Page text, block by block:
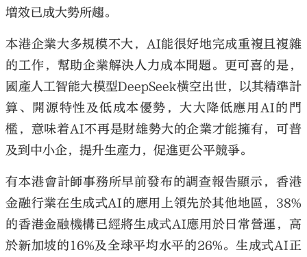
增效已成大勢所趨。
本港企業大多規模不大，AI能很好地完成重複且複雜
的工作，幫助企業解決人力成本問題。更可喜的是，
國產人工智能大模型DeepSeek橫空出世，以其精準計
算、開源特性及低成本優勢，大大降低應用AI的門
檻，意味着AI不再是財雄勢大的企業才能擁有，可普
及到中小企，提升生產力，促進更公平競爭。
有本港會計師事務所早前發布的調查報告顯示，香港
金融行業在生成式AI的應用上領先於其他地區，38%
的香港金融機構已經將生成式AI應用於日常營運，高
於新加坡的16%及全球平均水平的26%。生成式AI正